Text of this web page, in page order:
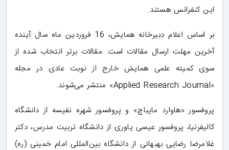
این کنفرانس هستند.
بر اساس اعلام دبیرخانه همایش، 16 فروردین ماه سال آینده
آخرین مهلت ارسال مقالات است. مقالات برتر انتخاب شده از
سوی کمیته علمی همایش خارج از نوبت عادی در مجله
«Applied Research Journal» منتشر می‌شوند.
پروفسور «هاوارد مایباچ» و پروفسور شهره نفیسه از دانشگاه
کالیفرنیا، پروفسور عیسی یاوری از دانشگاه تربیت مدرس، دکتر
غلامرضا رضایی بهبهانی از دانشگاه بین‌المللی امام خمینی (ره)